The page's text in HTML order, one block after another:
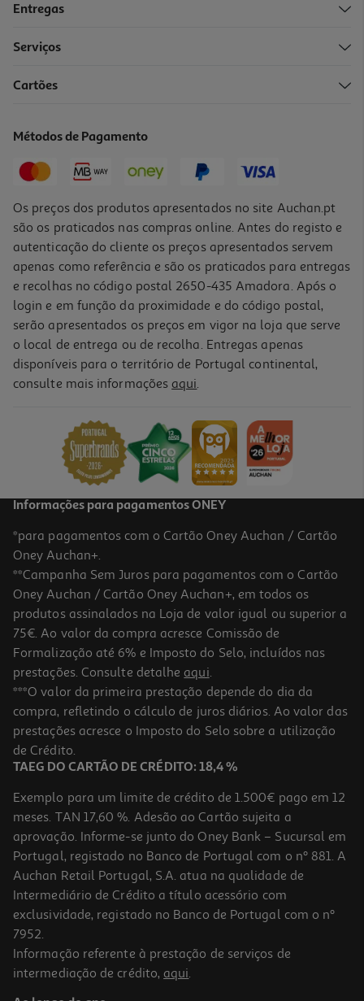
Powerbank Fast Charge Qilive 600183098 20 000 Mah 35w
38,99 €
Powerbank Magnético Qilive 600188211 Branco 5 000 Mah 15w
19.99 €/un
19,99 €
Powerbank Baseus Bipow Pro 20w 10000mah Azul
Entregas
Serviços
Cartões
Métodos de Pagamento
Os preços dos produtos apresentados no site Auchan.pt
são os praticados nas compras online. Antes do registo e
autenticação do cliente os preços apresentados servem
apenas como referência e são os praticados para entregas
e recolhas no código postal 2650-435 Amadora. Após o
login e em função da proximidade e do código postal,
serão apresentados os preços em vigor na loja que serve
o local de entrega ou de recolha. Entregas apenas
disponíveis para o território de Portugal continental,
consulte mais informações aqui.
Informações para pagamentos ONEY
*para pagamentos com o Cartão Oney Auchan / Cartão
Oney Auchan+.
**Campanha Sem Juros para pagamentos com o Cartão
Oney Auchan / Cartão Oney Auchan+, em todos os
produtos assinalados na Loja de valor igual ou superior a
75€. Ao valor da compra acresce Comissão de
Formalização até 6% e Imposto do Selo, incluídos nas
prestações. Consulte detalhe aqui.
***O valor da primeira prestação depende do dia da
compra, refletindo o cálculo de juros diários. Ao valor das
prestações acresce o Imposto do Selo sobre a utilização
de Crédito.
TAEG DO CARTÃO DE CRÉDITO: 18,4 %
Exemplo para um limite de crédito de 1.500€ pago em 12
meses. TAN 17,60 %. Adesão ao Cartão sujeita a
aprovação. Informe-se junto do Oney Bank – Sucursal em
Portugal, registado no Banco de Portugal com o nº 881. A
Auchan Retail Portugal, S.A. atua na qualidade de
Intermediário de Crédito a título acessório com
exclusividade, registado no Banco de Portugal com o nº
7952.
Informação referente à prestação de serviços de
intermediação de crédito, aqui.